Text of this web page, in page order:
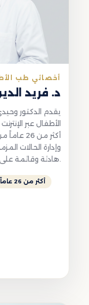
أخصائي طب
د. فريد
يقدم الدكتور
الأطفال عبر
أكثر من
وإدارة الحالات
هادئة وقائمة على الأدلة عبر الفيديو.
أكثر من 26 عاماً